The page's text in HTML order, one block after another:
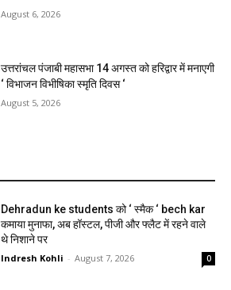
August 6, 2026
उत्तरांचल पंजाबी महासभा 14 अगस्त को हरिद्वार में मनाएगी
‘ विभाजन विभीषिका स्मृति दिवस ‘
August 5, 2026
Dehradun ke students को ‘ स्मैक ‘ bech kar
कमाया मुनाफा, अब हॉस्टल, पीजी और फ्लैट में रहने वाले
थे निशाने पर
Indresh Kohli - August 7, 2026 0